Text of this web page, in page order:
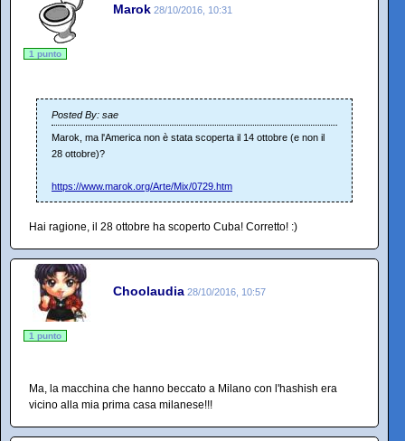
Marok 28/10/2016, 10:31
1 punto
Posted By: sae
Marok, ma l'America non è stata scoperta il 14 ottobre (e non il
28 ottobre)?
https://www.marok.org/Arte/Mix/0729.htm
Hai ragione, il 28 ottobre ha scoperto Cuba! Corretto! :)
Choolaudia 28/10/2016, 10:57
1 punto
Ma, la macchina che hanno beccato a Milano con l'hashish era
vicino alla mia prima casa milanese!!!